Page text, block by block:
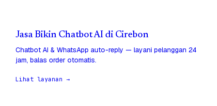
Jasa Bikin Chatbot AI di Cirebon
Chatbot AI & WhatsApp auto-reply — layani pelanggan 24
jam, balas order otomatis.
Lihat layanan →